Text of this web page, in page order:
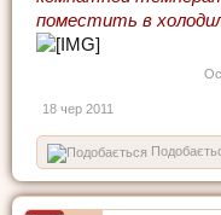
поместить в
18 чер 2011